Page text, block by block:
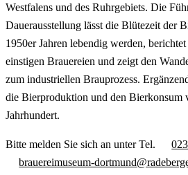
Westfalens und des Ruhrgebiets. Die
Dauerausstellung lässt die Blütezeit der
1950er Jahren lebendig werden,
einstigen Brauereien und zeigt den
zum industriellen Brauprozess.
die Bierproduktion und den Bierkonsum
Jahrhundert.
Bitte melden Sie sich an unter Tel.
brauereimuseum-